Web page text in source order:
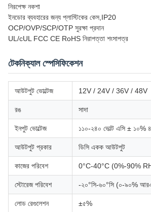
নিরপেক্ষ নকশা
ইনডোর ব্যবহারের জন্য প্লাস্টিকের কেস,IP20
OCP/OVP/SCP/OTP সুরক্ষা প্রদান
UL/cUL FCC CE RoHS নিরাপত্তা শংসাপত্র
টেকনিক্যাল স্পেসিফিকেশন
আউটপুট ভোল্টেজ 12V / 24V / 36V / 48V
রঙ সাদা
ইনপুট ভোল্টেজ ১১০-২৪০ ভোল্ট এসি ± ১০%
আউটপুট প্রকার ডিসি একক আউটপুট
কাজের পরিবেশ 0°C-40°C (0%-90%
স্টোরেজ পরিবেশ -২০°সি-৬০°সি (০-৯০%
লোড রেগুলেশন ±৫%